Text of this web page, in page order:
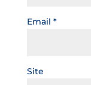
Email *
Site